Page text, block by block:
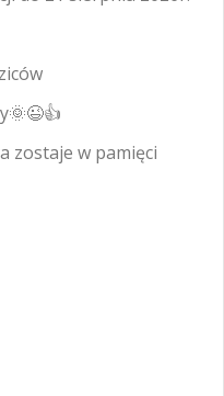
zostaje w pamięci